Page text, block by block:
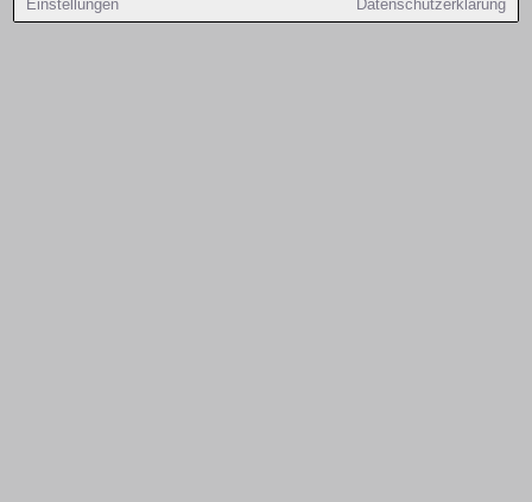
Einstellungen Datenschutzerklärung